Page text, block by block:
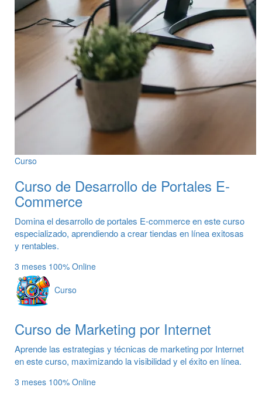
Curso
Curso de Desarrollo de Portales E-
Commerce
Domina el desarrollo de portales E-commerce en este curso
especializado, aprendiendo a crear tiendas en línea exitosas
y rentables.
3 meses 100% Online
Curso
Curso de Marketing por Internet
Aprende las estrategias y técnicas de marketing por Internet
en este curso, maximizando la visibilidad y el éxito en línea.
3 meses 100% Online